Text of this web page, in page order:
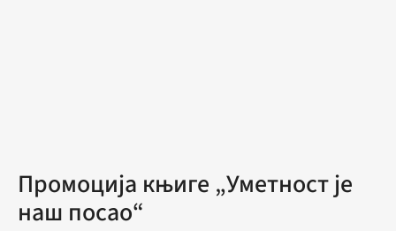
Промоција књиге „Уметност је
наш посао“